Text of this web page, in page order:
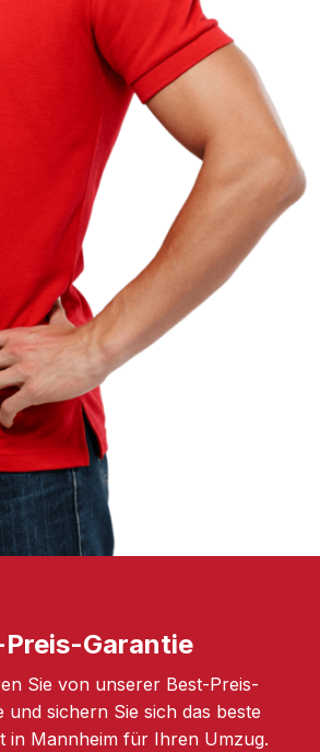
Garantie
Sie von unserer Best-Preis-
und sichern Sie sich das beste
in Mannheim für Ihren Umzug.